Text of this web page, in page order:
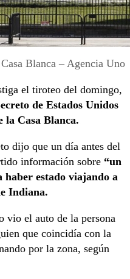
Casa Blanca – Agencia Uno
el tiroteo del domingo,
de Estados Unidos
la Casa Blanca.
dijo que un día antes del
información sobre “un
estado viajando a
Indiana.
vio el auto de la persona
que coincidía con la
por la zona, según